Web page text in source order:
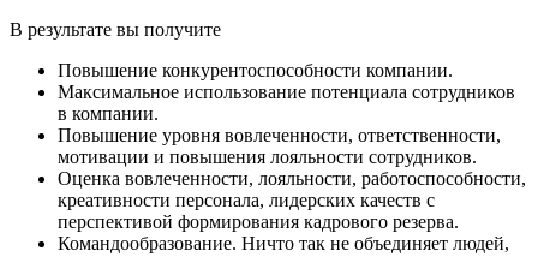
В результате вы получите
Повышение конкурентоспособности компании.
Максимальное использование потенциала сотрудников
в компании.
Повышение уровня вовлеченности, ответственности,
мотивации и повышения лояльности сотрудников.
Оценка вовлеченности, лояльности, работоспособности,
креативности персонала, лидерских качеств с
перспективой формирования кадрового резерва.
Командообразование. Ничто так не объединяет людей,